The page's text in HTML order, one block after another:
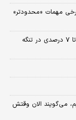
مهمات «محدودتر»
رویترز: ایران و عمان برای تعیین تعرفه ترانزیت ۳ تا ۷ درصدی در تنگه
می‌گویند الان وقتش